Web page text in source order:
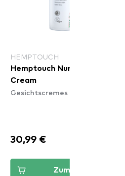
HEMPTOUCH
Hemptouch Nurturing Face
Cream
Gesichtscremes
30,99 €
Zum Korb